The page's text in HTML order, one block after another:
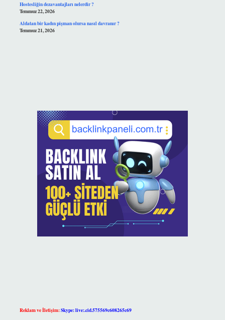
Hostesliğin dezavantajları nelerdir ?
Temmuz 22, 2026
Aldatan bir kadın pişman olursa nasıl davranır ?
Temmuz 21, 2026
Reklam ve İletişim:Skype: live:.cid.575569c608265c69